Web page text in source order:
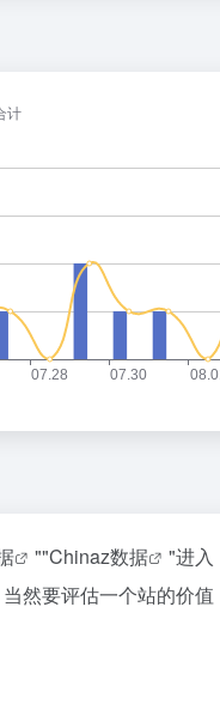
""Chinaz数据
"进入
要评估一个站的价